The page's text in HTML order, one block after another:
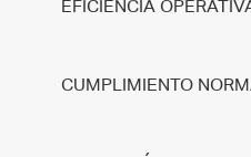
EFICIENCIA
CUMPLIMIENTO